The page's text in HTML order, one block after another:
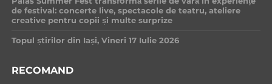
de festival: concerte live, spectacole de teatru, ateliere
creative pentru copii și multe surprize
Topul știrilor din Iași, Vineri 17 Iulie 2026
RECOMAND